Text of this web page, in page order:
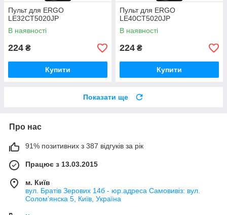
Пульт для ERGO
LE32CT5020JP
В наявності
224 ₴
Купити
Пульт для ERGO
LE40CT5020JP
В наявності
224 ₴
Купити
Показати ще
Про нас
91% позитивних з 387 відгуків за рік
Працює з 13.03.2015
м. Київ
вул. Братів Зерових 14б - юр.адреса Самовивіз: вул.
Соломʼянска 5, Київ, Україна